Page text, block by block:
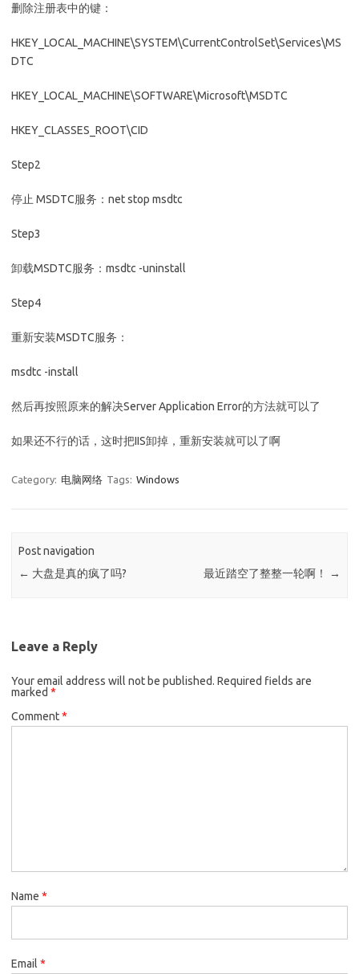
删除注册表中的键：
HKEY_LOCAL_MACHINE\SYSTEM\CurrentControlSet\Services\MS
DTC
HKEY_LOCAL_MACHINE\SOFTWARE\Microsoft\MSDTC
HKEY_CLASSES_ROOT\CID
Step2
停止 MSDTC服务：net stop msdtc
Step3
卸载MSDTC服务：msdtc -uninstall
Step4
重新安装MSDTC服务：
msdtc -install
然后再按照原来的解决Server Application Error的方法就可以了
如果还不行的话，这时把IIS卸掉，重新安装就可以了啊
Category: 电脑网络 Tags: Windows
Post navigation
← 大盘是真的疯了吗? 最近踏空了整整一轮啊！ →
Leave a Reply
Your email address will not be published. Required fields are
marked *
Comment*
Name *
Email *